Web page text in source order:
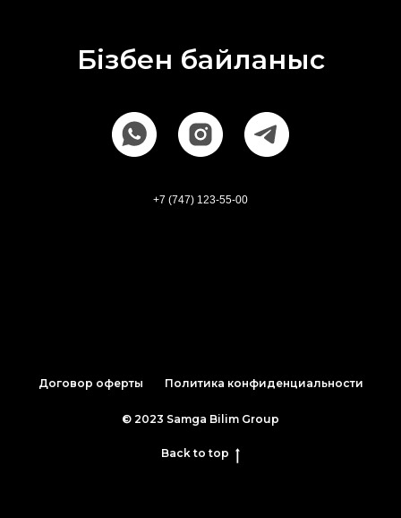
Бізбен байланыс
+7 (747) 123-55-00
Договор оферты Политика конфиденциальности
© 2023 Samga Bilim Group
Back to top